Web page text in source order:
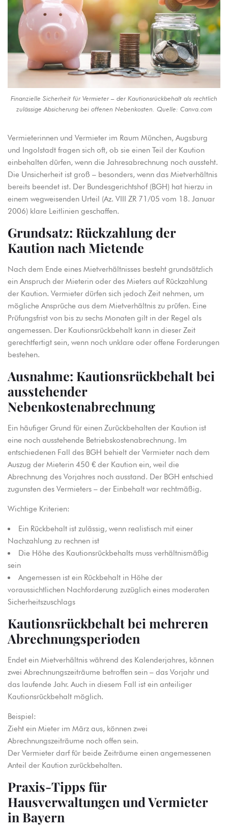
Finanzielle Sicherheit für Vermieter – der Kautionsrückbehalt als rechtlich
zulässige Absicherung bei offenen Nebenkosten. Quelle: Canva.com
Vermieterinnen und Vermieter im Raum München, Augsburg
und Ingolstadt fragen sich oft, ob sie einen Teil der Kaution
einbehalten dürfen, wenn die Jahresabrechnung noch aussteht.
Die Unsicherheit ist groß – besonders, wenn das Mietverhältnis
bereits beendet ist. Der Bundesgerichtshof (BGH) hat hierzu in
einem wegweisenden Urteil (Az. VIII ZR 71/05 vom 18. Januar
2006) klare Leitlinien geschaffen.
Grundsatz: Rückzahlung der
Kaution nach Mietende
Nach dem Ende eines Mietverhältnisses besteht grundsätzlich
ein Anspruch der Mieterin oder des Mieters auf Rückzahlung
der Kaution. Vermieter dürfen sich jedoch Zeit nehmen, um
mögliche Ansprüche aus dem Mietverhältnis zu prüfen. Eine
Prüfungsfrist von bis zu sechs Monaten gilt in der Regel als
angemessen. Der Kautionsrückbehalt kann in dieser Zeit
gerechtfertigt sein, wenn noch unklare oder offene Forderungen
bestehen.
Ausnahme: Kautionsrückbehalt bei
ausstehender
Nebenkostenabrechnung
Ein häufiger Grund für einen Zurückbehalten der Kaution ist
eine noch ausstehende Betriebskostenabrechnung. Im
entschiedenen Fall des BGH behielt der Vermieter nach dem
Auszug der Mieterin 450 € der Kaution ein, weil die
Abrechnung des Vorjahres noch ausstand. Der BGH entschied
zugunsten des Vermieters – der Einbehalt war rechtmäßig.
Wichtige Kriterien:
Ein Rückbehalt ist zulässig, wenn realistisch mit einer
Nachzahlung zu rechnen ist
Die Höhe des Kautionsrückbehalts muss verhältnismäßig
sein
Angemessen ist ein Rückbehalt in Höhe der
voraussichtlichen Nachforderung zuzüglich eines moderaten
Sicherheitszuschlags
Kautionsrückbehalt bei mehreren
Abrechnungsperioden
Endet ein Mietverhältnis während des Kalenderjahres, können
zwei Abrechnungszeiträume betroffen sein – das Vorjahr und
das laufende Jahr. Auch in diesem Fall ist ein anteiliger
Kautionsrückbehalt möglich.
Beispiel:
Zieht ein Mieter im März aus, können zwei
Abrechnungszeiträume noch offen sein.
Der Vermieter darf für beide Zeiträume einen angemessenen
Anteil der Kaution zurückbehalten.
Praxis-Tipps für
Hausverwaltungen und Vermieter
in Bayern